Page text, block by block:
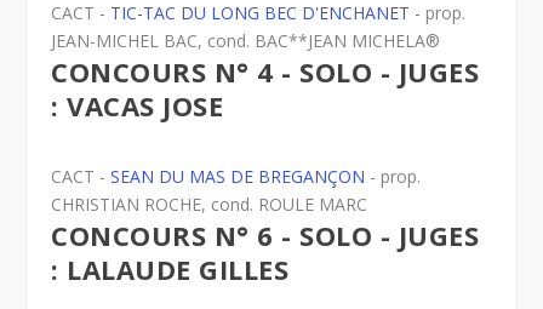
CACT - TIC-TAC DU LONG BEC D'ENCHANET - prop.
JEAN-MICHEL BAC, cond. BAC**JEAN MICHELA®
CONCOURS N° 4 - SOLO - JUGES
: VACAS JOSE
CACT -SEAN DU MAS DE BREGANÇON - prop.
CHRISTIAN ROCHE, cond. ROULE MARC
CONCOURS N° 6 - SOLO - JUGES
: LALAUDE GILLES